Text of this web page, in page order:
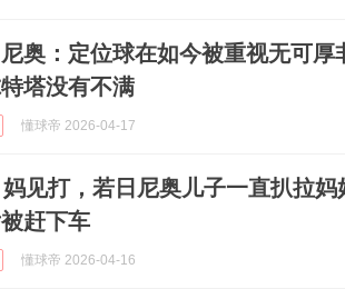
奥：定位球在如今被重视无可厚
塔没有不满
懂球帝 2026-04-17
妈见打，若日尼奥儿子一直扒拉妈
赶下车
懂球帝 2026-04-16